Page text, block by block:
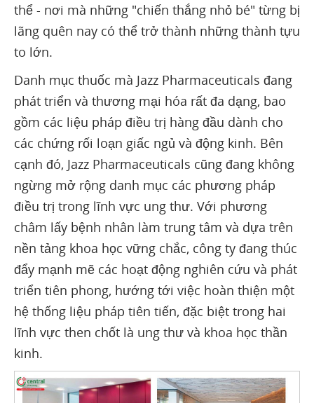
thể - nơi mà những "chiến thắng nhỏ bé" từng bị
lãng quên nay có thể trở thành những thành tựu
to lớn.
Danh mục thuốc mà Jazz Pharmaceuticals đang
phát triển và thương mại hóa rất đa dạng, bao
gồm các liệu pháp điều trị hàng đầu dành cho
các chứng rối loạn giấc ngủ và động kinh. Bên
cạnh đó, Jazz Pharmaceuticals cũng đang không
ngừng mở rộng danh mục các phương pháp
điều trị trong lĩnh vực ung thư. Với phương
châm lấy bệnh nhân làm trung tâm và dựa trên
nền tảng khoa học vững chắc, công ty đang thúc
đẩy mạnh mẽ các hoạt động nghiên cứu và phát
triển tiên phong, hướng tới việc hoàn thiện một
hệ thống liệu pháp tiên tiến, đặc biệt trong hai
lĩnh vực then chốt là ung thư và khoa học thần
kinh.